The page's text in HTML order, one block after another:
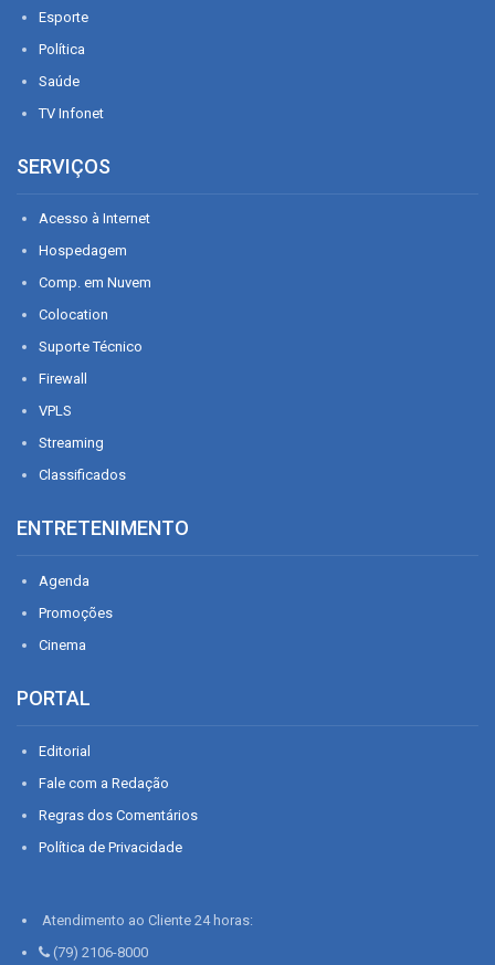
Esporte
Política
Saúde
TV Infonet
SERVIÇOS
Acesso à Internet
Hospedagem
Comp. em Nuvem
Colocation
Suporte Técnico
Firewall
VPLS
Streaming
Classificados
ENTRETENIMENTO
Agenda
Promoções
Cinema
PORTAL
Editorial
Fale com a Redação
Regras dos Comentários
Política de Privacidade
Atendimento ao Cliente 24 horas:
(79) 2106-8000